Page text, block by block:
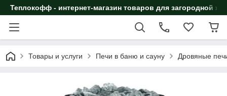
Теплокофф - интернет-магазин товаров для загородной
Товары и услуги Печи в баню и сауну Дровяные